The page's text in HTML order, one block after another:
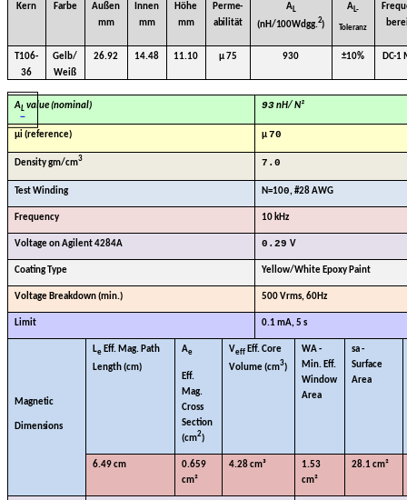
Kern Farbe
Außen
mm
Innen
mm
Höhe
mm
Perme-
abilität
AL
(nH/100Wdgg.2)
A L-
Toleranz
T106-
36
Gelb/
Weiß
26.92 14.48 11.10 µ 75 930 ±10% DC-1
AL value (nominal) 93nH/ N²
μi (reference) µ70
Density gm/cm3 7.0
Test Winding N=100, #28 AWG
Frequency 10 kHz
Voltage on Agilent 4284A 0.29 V
Coating Type Yellow/White Epoxy Paint
Voltage Breakdown (min.) 500 Vrms, 60Hz
Limit 0.1 mA, 5 s
Magnetic
Dimensions
Le Eff. Mag. Path
Length(cm)
Ae
Eff.
Mag.
Cross
Section
(cm2)
Veff Eff. Core
Volume(cm3)
WA -
Min. Eff.
Window
Area
sa -
Surface
Area
6.49 cm
0.659
cm²
4.28 cm³
1.53
cm²
28.1 cm²